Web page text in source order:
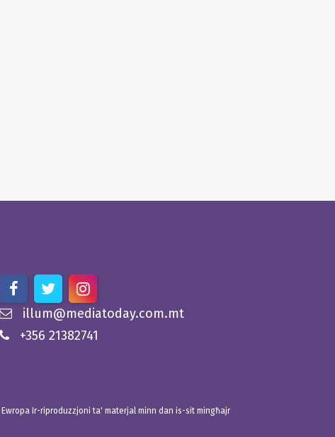
illum@mediatoday.com.mt
+356 21382741
Ir-riproduzzjoni ta' materjal minn dan is-sit mingħajr